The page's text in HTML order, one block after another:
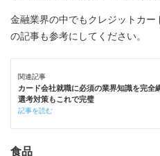
金融業界の中でもクレジットカ
の記事も参考にしてください。
関連記事
カード会社就職に必須の業界知識を完全
選考対策もこれで完璧
記事を読む
食品